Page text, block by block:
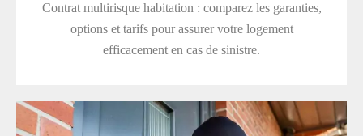
Contrat multirisque habitation : comparez les garanties,
options et tarifs pour assurer votre logement
efficacement en cas de sinistre.